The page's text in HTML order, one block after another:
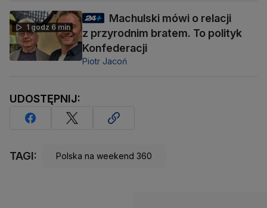
1 godz 6 min
Machulski mówi o relacji
z przyrodnim bratem. To polityk
Konfederacji
Piotr Jacoń
UDOSTĘPNIJ:
TAGI: Polska na weekend 360